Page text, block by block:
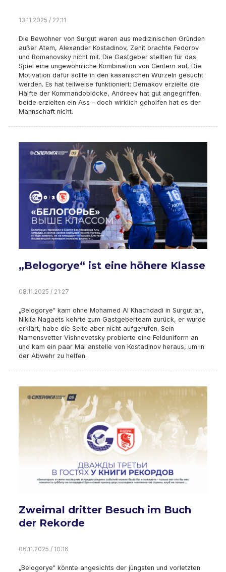
13.11.2025 / 22:11
Die Bewohner von Surgut waren aus medizinischen Gründen
außer Atem, Alexander Kostadinov, Zenit brachte Fedorov
und Romanovsky nicht mit. Die Gastgeber stellten für das
Spiel eine ungewöhnliche Kombination von Centern auf, Die
Motivation dafür sollte in den kasanischen Wurzeln gesucht
werden. Es hat teilweise funktioniert: Demakov erzielte die
Hälfte der Kommandoblöcke, Andreev hat gut angegriffen,
beide erzielten ein Ass – doch wirklich geholfen hat es der
Mannschaft nicht.
„Belogorye“ ist eine höhere Klasse
08.11.2025 / 21:27
„Belogorye“ kam ohne Mohamed Al Khachdadi in Surgut an,
Nikita Nagaets kehrte zum Gastgeberteam zurück, er wurde
erklärt, habe die Seite aber nicht aufgerufen. Sein
Namensvetter Vishnevetsky probierte eine Felduniform an
und kam ein paar Mal anstelle von Kostadinov heraus, um in
der Abwehr zu helfen.
Zweimal dritter Besuch im Buch
der Rekorde
06.11.2025 / 10:16
„Belogorye“ könnte angesichts der jüngsten und vorletzten